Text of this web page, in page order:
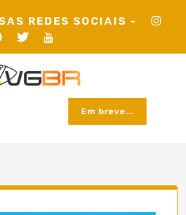
REDES SOCIAIS -
Em breve...